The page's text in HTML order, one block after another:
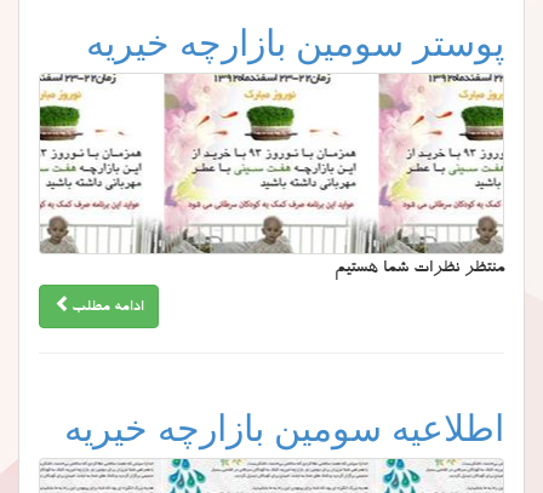
پوستر سومین بازارچه خیریه
منتظر نظرات شما هستیم
ادامه مطلب
اطلاعیه سومین بازارچه خیریه